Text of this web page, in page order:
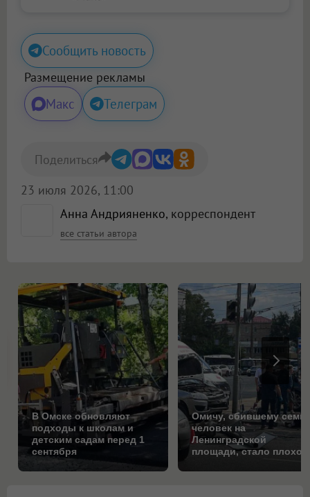
Сообщить новость
Размещение рекламы
Макс Телеграм
Анна Андрияненко, корреспондент
все статьи автора
23 июля 2026, 11:00
Поделиться
В Омске обновляют
подходы к школам и
детским садам перед 1
сентября
Омичу, сбившему семь
человек на
Ленинградской
площади, стало плохо